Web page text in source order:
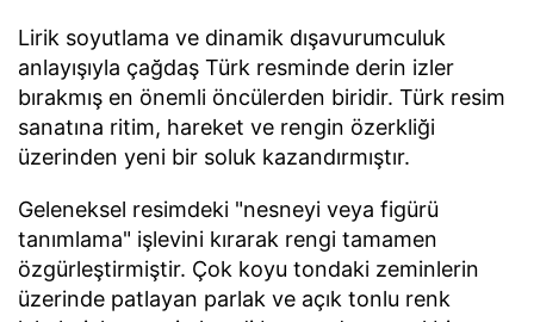
Lirik soyutlama ve dinamik dışavurumculuk
anlayışıyla çağdaş Türk resminde derin izler
bırakmış en önemli öncülerden biridir. Türk resim
sanatına ritim, hareket ve rengin özerkliği
üzerinden yeni bir soluk kazandırmıştır.
Geleneksel resimdeki "nesneyi veya figürü
tanımlama" işlevini kırarak rengi tamamen
özgürleştirmiştir. Çok koyu tondaki zeminlerin
üzerinde patlayan parlak ve açık tonlu renk